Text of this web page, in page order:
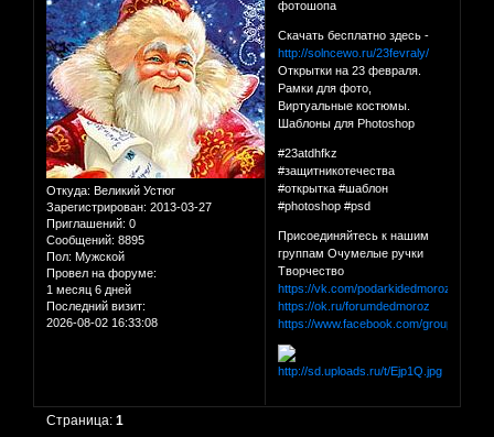
Откуда: Великий Устюг
Зарегистрирован: 2013-03-27
Приглашений: 0
Сообщений: 8895
Пол: Мужской
Провел на форуме:
1 месяц 6 дней
Последний визит:
2026-08-02 16:33:08
фотошопа
Скачать бесплатно здесь -
http://solncewo.ru/23fevraly/
Открытки на 23 февраля.
Рамки для фото,
Виртуальные костюмы.
Шаблоны для Photoshop
#23atdhfkz
#защитникотечества
#открытка #шаблон
#photoshop #psd
Присоединяйтесь к нашим
группам Очумелые ручки
Творчество
https://vk.com/podarkidedmoroza
https://ok.ru/forumdedmoroz
https://www.facebook.com/groups/
Страница:1